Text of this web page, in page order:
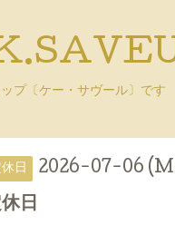
プ〔ケー・サヴール〕です
日 2026-07-06
日